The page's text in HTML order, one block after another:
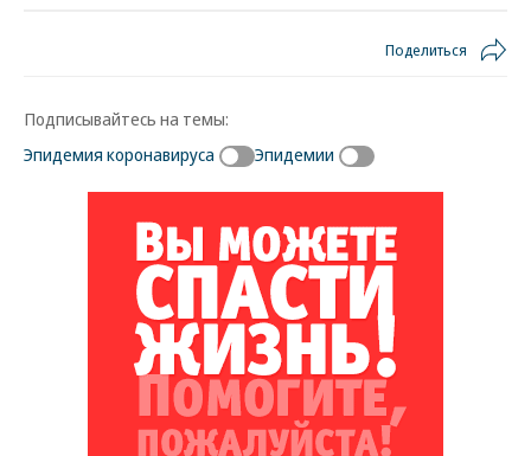
Поделиться
Подписывайтесь на темы:
Эпидемия коронавируса
Эпидемии